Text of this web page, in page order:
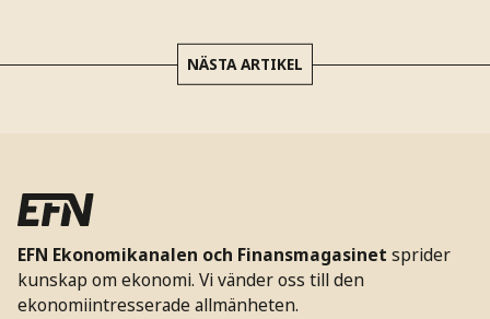
NÄSTA ARTIKEL
EFN Ekonomikanalen och Finansmagasinet sprider
kunskap om ekonomi. Vi vänder oss till den
ekonomiintresserade allmänheten.